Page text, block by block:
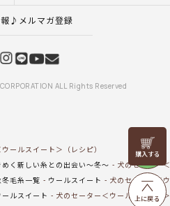
リリヤン
フェア
上に戻る
♪メルマガ登録
ALL Rights Reserved
ールスイート＞（レシピ）
く新しい糸との出会い～冬～
犬のセーター
冬毛糸一覧 ウールスイート
犬のセーター＜
ールスイート
犬のセーター＜ウールスイート